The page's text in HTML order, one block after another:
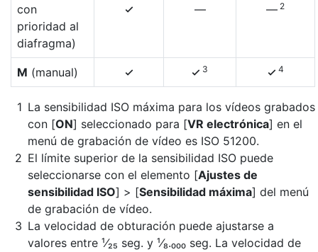
con
prioridad al
diafragma)
4 — — 2
M (manual) 4 4 3 44
La sensibilidad ISO máxima para los vídeos grabados
con [ON] seleccionado para [VR electrónica] en el
menú de grabación de vídeo es ISO 51200.
El límite superior de la sensibilidad ISO puede
seleccionarse con el elemento [Ajustes de
sensibilidad ISO] > [Sensibilidad máxima] del menú
de grabación de vídeo.
La velocidad de obturación puede ajustarse a
valores entre ¹⁄₂₅ seg. y ¹⁄₈.₀₀₀ seg. La velocidad de